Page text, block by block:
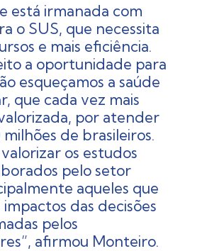
está irmanada com
o SUS, que necessita
e mais eficiência.
a oportunidade para
esqueçamos a saúde
que cada vez mais
por atender
de brasileiros.
os estudos
pelo setor
aqueles que
das decisões
pelos
afirmou Monteiro.